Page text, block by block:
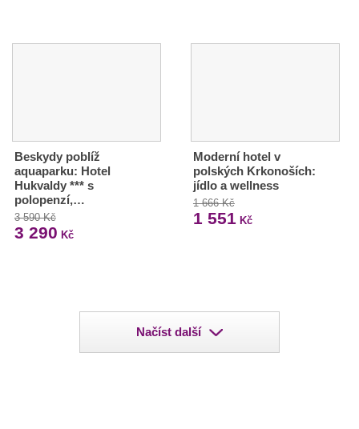
Beskydy poblíž
aquaparku: Hotel
Hukvaldy *** s
polopenzí,…
3 590 Kč
3 290 Kč
Moderní hotel v
polských Krkonoších:
jídlo a wellness
1 666 Kč
1 551 Kč
Načíst další